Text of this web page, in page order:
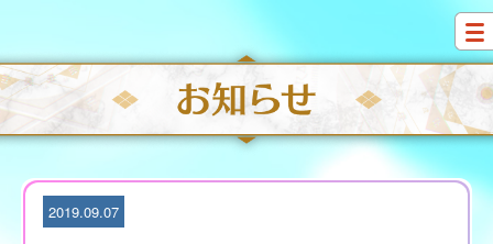
i
p
t
o
c
2019.09.07